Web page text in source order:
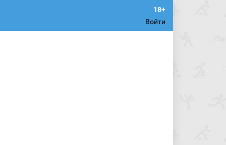
Войти